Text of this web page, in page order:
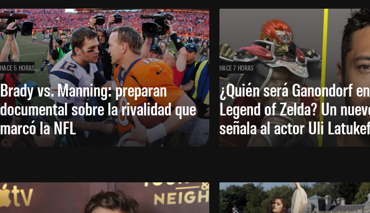
HACE 5 HORAS
Brady vs. Manning: preparan
documental sobre la rivalidad que
marcó la NFL
HACE 7 HORAS
¿Quién será Ganondorf
Legend of Zelda? Un
señala al actor Uli